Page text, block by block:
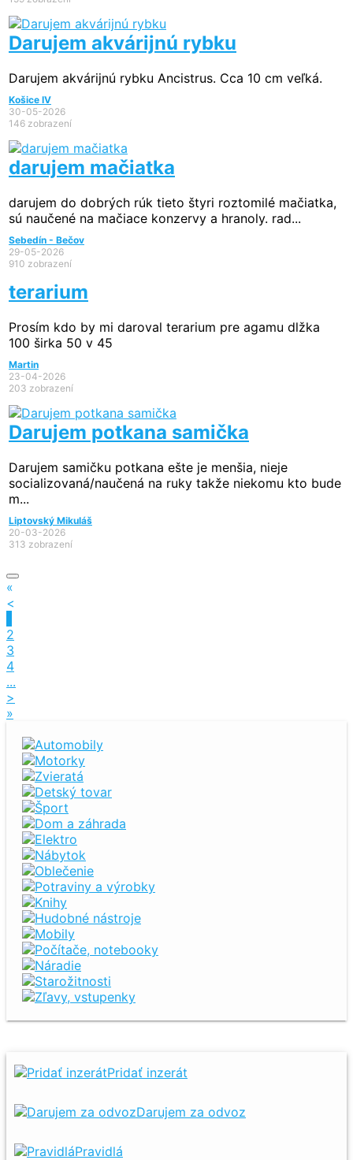
Darujem akvárijnú rybku
Darujem akvárijnú rybku Ancistrus. Cca 10 cm veľká.
Košice IV
30-05-2026
146 zobrazení
darujem mačiatka
darujem do dobrých rúk tieto štyri roztomilé mačiatka,
sú naučené na mačiace konzervy a hranoly. rad...
Sebedín - Bečov
29-05-2026
910 zobrazení
terarium
Prosím kdo by mi daroval terarium pre agamu dlžka
100 širka 50 v 45
Martin
23-04-2026
203 zobrazení
Darujem potkana samička
Darujem samičku potkana ešte je menšia, nieje
socializovaná/naučená na ruky takže niekomu kto bude
m...
Liptovský Mikuláš
20-03-2026
313 zobrazení
«
<
2
3
4
...
>
»
Automobily
Motorky
Zvieratá
Detský tovar
Šport
Dom a záhrada
Elektro
Nábytok
Oblečenie
Potraviny a výrobky
Knihy
Hudobné nástroje
Mobily
Počítače, notebooky
Náradie
Starožitnosti
Zľavy, vstupenky
Pridať inzerát
Darujem za odvoz
Pravidlá